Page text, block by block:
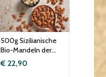
500g Sizilianische
Bio-Mandeln der
alten Sorte
"Fascionello", per
€ 22,90